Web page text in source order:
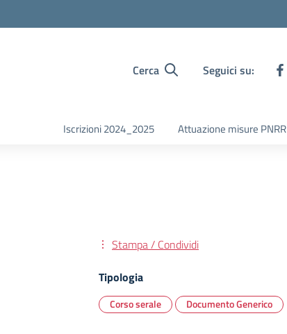
Cerca Seguici su:
Iscrizioni 2024_2025 Attuazione misure PNRR
Stampa / Condividi
Tipologia
Corso serale Documento Generico